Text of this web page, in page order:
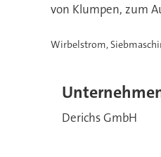
von Klumpen, zum
Wirbelstrom,
Derichs GmbH